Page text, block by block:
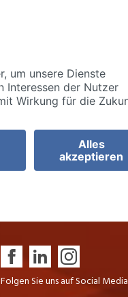
Folgen Sie uns auf Social Media